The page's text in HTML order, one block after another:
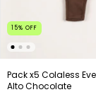
15% OFF
Pack x5 Colaless
Alto Chocolate